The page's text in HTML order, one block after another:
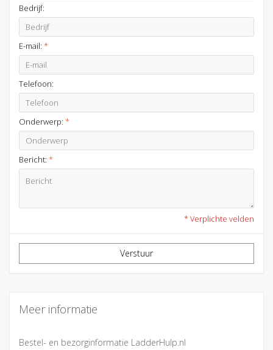
Bedrijf:
E-mail: *
Telefoon:
Onderwerp: *
Bericht: *
* Verplichte velden
Verstuur
Meer informatie
Bestel- en bezorginformatie LadderHulp.nl